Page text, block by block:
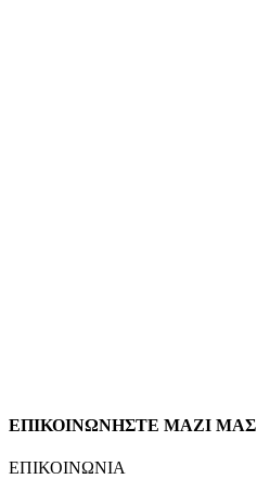
ΕΠΙΚΟΙΝΩΝΗΣΤΕ ΜΑΖΙ ΜΑΣ
ΕΠΙΚΟΙΝΩΝΙΑ